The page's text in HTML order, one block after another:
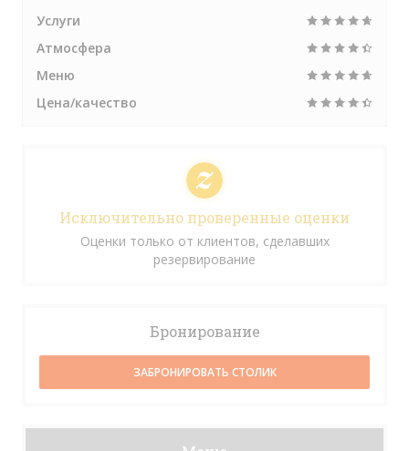
Услуги
Атмосфера
Меню
Цена/качество
Исключительно проверенные оценки
Оценки только от клиентов, сделавших
резервирование
Бронирование
ЗАБРОНИРОВАТЬ СТОЛИК